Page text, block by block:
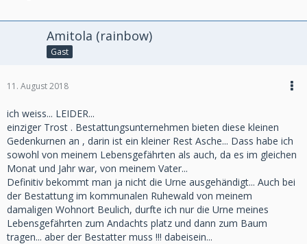
Amitola (rainbow)
Gast
11. August 2018
ich weiss... LEIDER...
einziger Trost . Bestattungsunternehmen bieten diese kleinen
Gedenkurnen an , darin ist ein kleiner Rest Asche... Dass habe ich
sowohl von meinem Lebensgefährten als auch, da es im gleichen
Monat und Jahr war, von meinem Vater...
Definitiv bekommt man ja nicht die Urne ausgehändigt... Auch bei
der Bestattung im kommunalen Ruhewald von meinem
damaligen Wohnort Beulich, durfte ich nur die Urne meines
Lebensgefährten zum Andachts platz und dann zum Baum
tragen... aber der Bestatter muss !!! dabeisein...